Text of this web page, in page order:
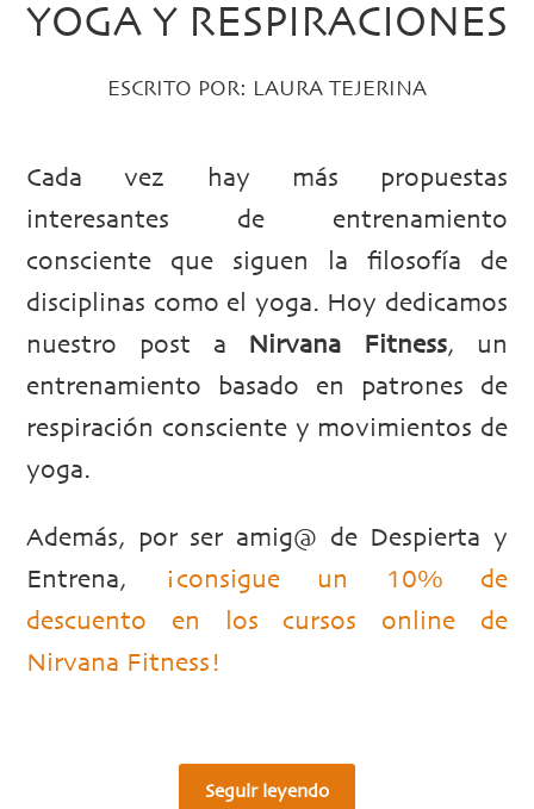
YOGA Y RESPIRACIONES
ESCRITO POR: LAURA TEJERINA
Cada vez hay más propuestas
interesantes de entrenamiento
consciente que siguen la filosofía de
disciplinas como el yoga. Hoy dedicamos
nuestro post a
Nirvana Fitness, un
entrenamiento basado en patrones de
respiración consciente y movimientos de
yoga.
Además, por ser amig@ de Despierta y
Entrena,
¡consigue un 10% de
descuento en los cursos online de
Nirvana Fitness!
Seguir leyendo